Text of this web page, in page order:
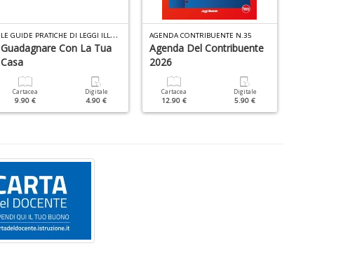
L
E GUIDE PRATICHE DI LEGGI ILLUSTRATE SPECIALE N.1
Guadagnare Con La Tua
Casa
Cartacea
9.90 €
Digitale
4.90 €
AGENDA CONTRIBUENTE N.35
Agenda Del Contribuente
2026
Cartacea
12.90 €
Digitale
5.90 €